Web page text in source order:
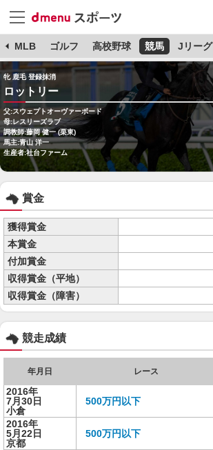
MLB ゴルフ 高校野球 競馬 Jリーグ
牝 鹿毛 登録抹消
ロットリー
父:スウェプトオーヴァーボード
母:レスリーズラブ
調教師:藤岡 健一 (栗東)
馬主:青山 洋一
生産者:社台ファーム
賞金
獲得賞金
本賞金
付加賞金
収得賞金（平地）
収得賞金（障害）
競走成績
年月日 レース
2016年
7月30日
小倉
500万円以下
2016年
5月22日
京都
500万円以下